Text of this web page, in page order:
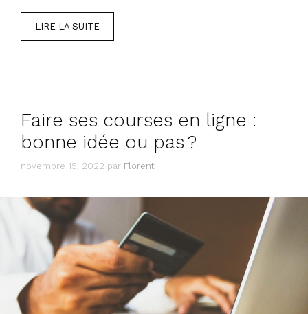
LIRE LA SUITE
Faire ses courses en ligne :
bonne idée ou pas ?
novembre 15, 2022 par Florent